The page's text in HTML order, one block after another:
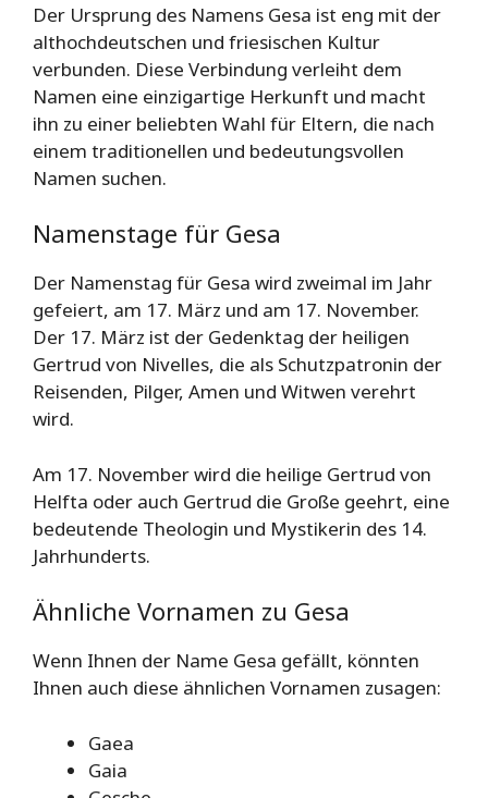
Der Ursprung des Namens Gesa ist eng mit der
althochdeutschen und friesischen Kultur
verbunden. Diese Verbindung verleiht dem
Namen eine einzigartige Herkunft und macht
ihn zu einer beliebten Wahl für Eltern, die nach
einem traditionellen und bedeutungsvollen
Namen suchen.
Namenstage für Gesa
Der Namenstag für Gesa wird zweimal im Jahr
gefeiert, am 17. März und am 17. November.
Der 17. März ist der Gedenktag der heiligen
Gertrud von Nivelles, die als Schutzpatronin der
Reisenden, Pilger, Amen und Witwen verehrt
wird.
Am 17. November wird die heilige Gertrud von
Helfta oder auch Gertrud die Große geehrt, eine
bedeutende Theologin und Mystikerin des 14.
Jahrhunderts.
Ähnliche Vornamen zu Gesa
Wenn Ihnen der Name Gesa gefällt, könnten
Ihnen auch diese ähnlichen Vornamen zusagen:
Gaea
Gaia